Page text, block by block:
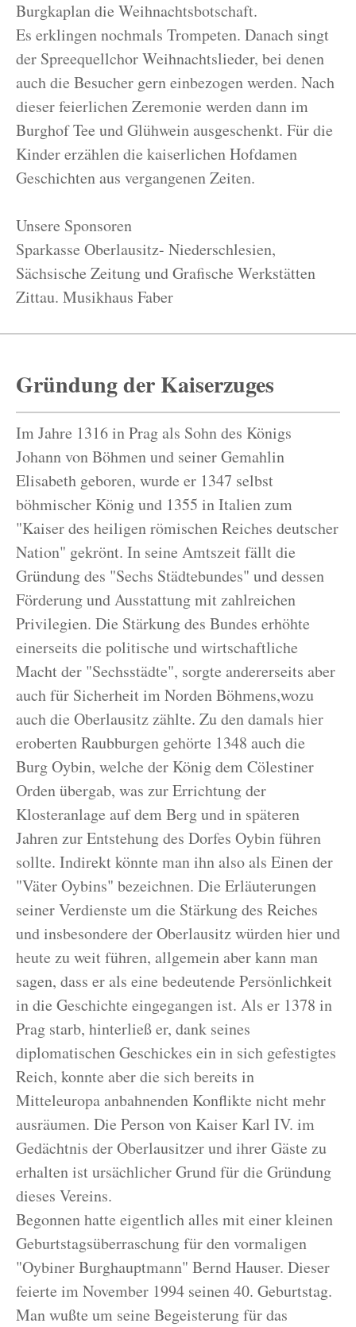
Burgkaplan die Weihnachtsbotschaft.
Es erklingen nochmals Trompeten. Danach singt
der Spreequellchor Weihnachtslieder, bei denen
auch die Besucher gern einbezogen werden. Nach
dieser feierlichen Zeremonie werden dann im
Burghof Tee und Glühwein ausgeschenkt. Für die
Kinder erzählen die kaiserlichen Hofdamen
Geschichten aus vergangenen Zeiten.
Unsere Sponsoren
Sparkasse Oberlausitz- Niederschlesien,
Sächsische Zeitung und Grafische Werkstätten
Zittau. Musikhaus Faber
Gründung der Kaiserzuges
Im Jahre 1316 in Prag als Sohn des Königs
Johann von Böhmen und seiner Gemahlin
Elisabeth geboren, wurde er 1347 selbst
böhmischer König und 1355 in Italien zum
"Kaiser des heiligen römischen Reiches deutscher
Nation" gekrönt. In seine Amtszeit fällt die
Gründung des "Sechs Städtebundes" und dessen
Förderung und Ausstattung mit zahlreichen
Privilegien. Die Stärkung des Bundes erhöhte
einerseits die politische und wirtschaftliche
Macht der "Sechsstädte", sorgte andererseits aber
auch für Sicherheit im Norden Böhmens,wozu
auch die Oberlausitz zählte. Zu den damals hier
eroberten Raubburgen gehörte 1348 auch die
Burg Oybin, welche der König dem Cölestiner
Orden übergab, was zur Errichtung der
Klosteranlage auf dem Berg und in späteren
Jahren zur Entstehung des Dorfes Oybin führen
sollte. Indirekt könnte man ihn also als Einen der
"Väter Oybins" bezeichnen. Die Erläuterungen
seiner Verdienste um die Stärkung des Reiches
und insbesondere der Oberlausitz würden hier und
heute zu weit führen, allgemein aber kann man
sagen, dass er als eine bedeutende Persönlichkeit
in die Geschichte eingegangen ist. Als er 1378 in
Prag starb, hinterließ er, dank seines
diplomatischen Geschickes ein in sich gefestigtes
Reich, konnte aber die sich bereits in
Mitteleuropa anbahnenden Konflikte nicht mehr
ausräumen. Die Person von Kaiser Karl IV. im
Gedächtnis der Oberlausitzer und ihrer Gäste zu
erhalten ist ursächlicher Grund für die Gründung
dieses Vereins.
Begonnen hatte eigentlich alles mit einer kleinen
Geburtstagsüberraschung für den vormaligen
"Oybiner Burghauptmann" Bernd Hauser. Dieser
feierte im November 1994 seinen 40. Geburtstag.
Man wußte um seine Begeisterung für das